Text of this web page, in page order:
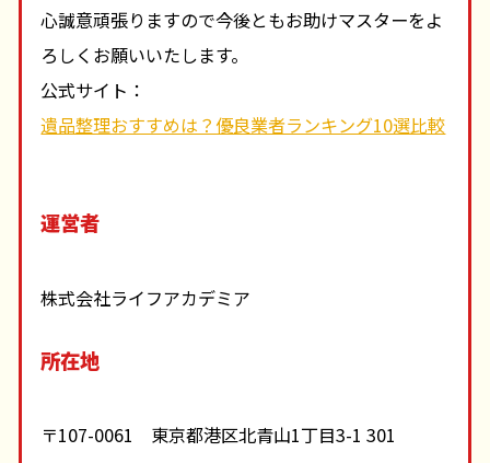
心誠意頑張りますので今後ともお助けマスターをよ
ろしくお願いいたします。
公式サイト：
遺品整理おすすめは？優良業者ランキング10選比較
運営者
株式会社ライフアカデミア
所在地
〒107-0061 東京都港区北青山1丁目3-1 301